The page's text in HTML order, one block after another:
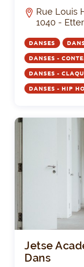
Rue Louis
1040 -
DANSES
DANSES -
DANSES -
DANSES - HIP
Jetse
Dans